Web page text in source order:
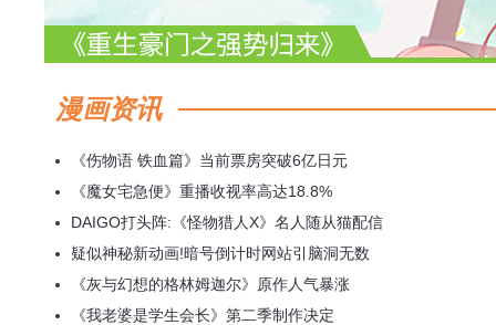
漫画资讯
《伤物语 铁血篇》当前票房突破6亿日元
《魔女宅急便》重播收视率高达18.8%
DAIGO打头阵:《怪物猎人X》名人随从猫配信
疑似神秘新动画!暗号倒计时网站引脑洞无数
《灰与幻想的格林姆迦尔》原作人气暴涨
《我老婆是学生会长》第二季制作决定